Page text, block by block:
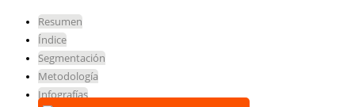
Resumen
Índice
Segmentación
Metodología
Infografías